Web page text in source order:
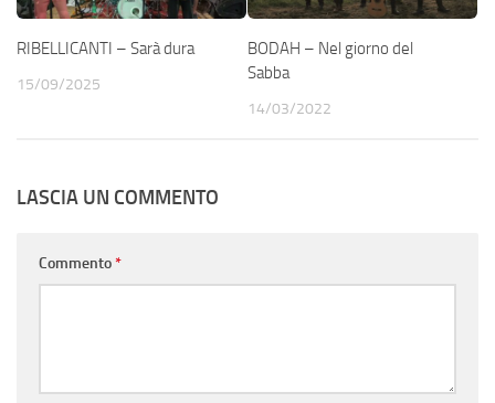
RIBELLICANTI – Sarà dura
15/09/2025
BODAH – Nel giorno del
Sabba
14/03/2022
LASCIA UN COMMENTO
Commento*